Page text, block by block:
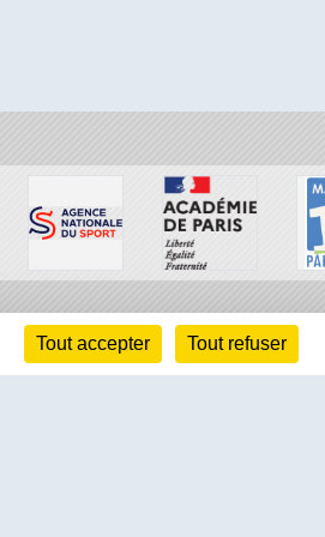
Tout accepter Tout refuser